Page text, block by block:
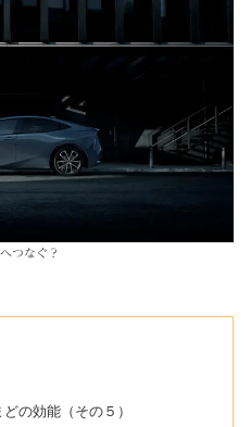
つなぐ？
どの効能（その５）